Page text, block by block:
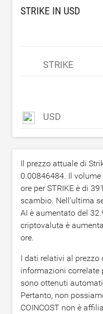
STRIKE IN USD
STRIKE
USD
Il prezzo attuale di
0.00846484. Il
ore per STRIKE è di
scambio. Nell'ultima
AI è aumentato del
criptovaluta è
ore.
I dati relativi al prezzo
informazioni correlate
sono ottenuti
Pertanto, non
COINCOST non è